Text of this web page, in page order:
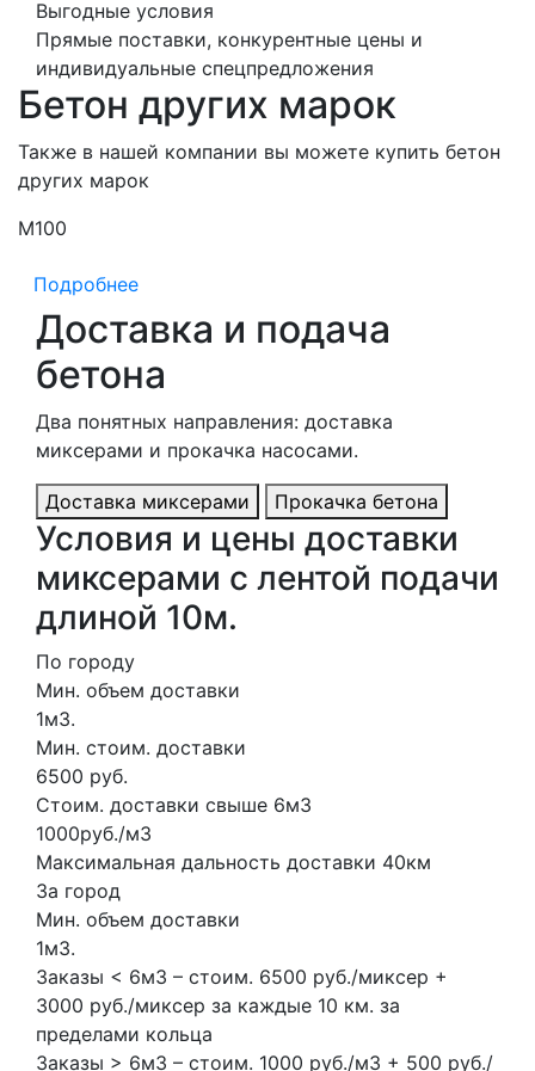
Выгодные условия
Прямые поставки, конкурентные цены и
индивидуальные спецпредложения
Бетон других марок
Также в нашей компании вы можете купить бетон
других марок
М100
Подробнее
Доставка и подача
бетона
Два понятных направления: доставка
миксерами и прокачка насосами.
Доставка миксерами Прокачка бетона
Условия и цены доставки
миксерами с лентой подачи
длиной 10м.
По городу
Мин. объем доставки
1м3.
Мин. стоим. доставки
6500 руб.
Стоим. доставки свыше 6м3
1000руб./м3
Максимальная дальность доставки 40км
За город
Мин. объем доставки
1м3.
Заказы < 6м3 – стоим. 6500 руб./миксер +
3000 руб./миксер за каждые 10 км. за
пределами кольца
Заказы > 6м3 – стоим. 1000 руб./м3 + 500 руб./